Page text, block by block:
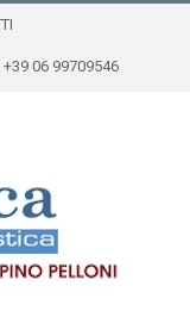
+39 06 99709546